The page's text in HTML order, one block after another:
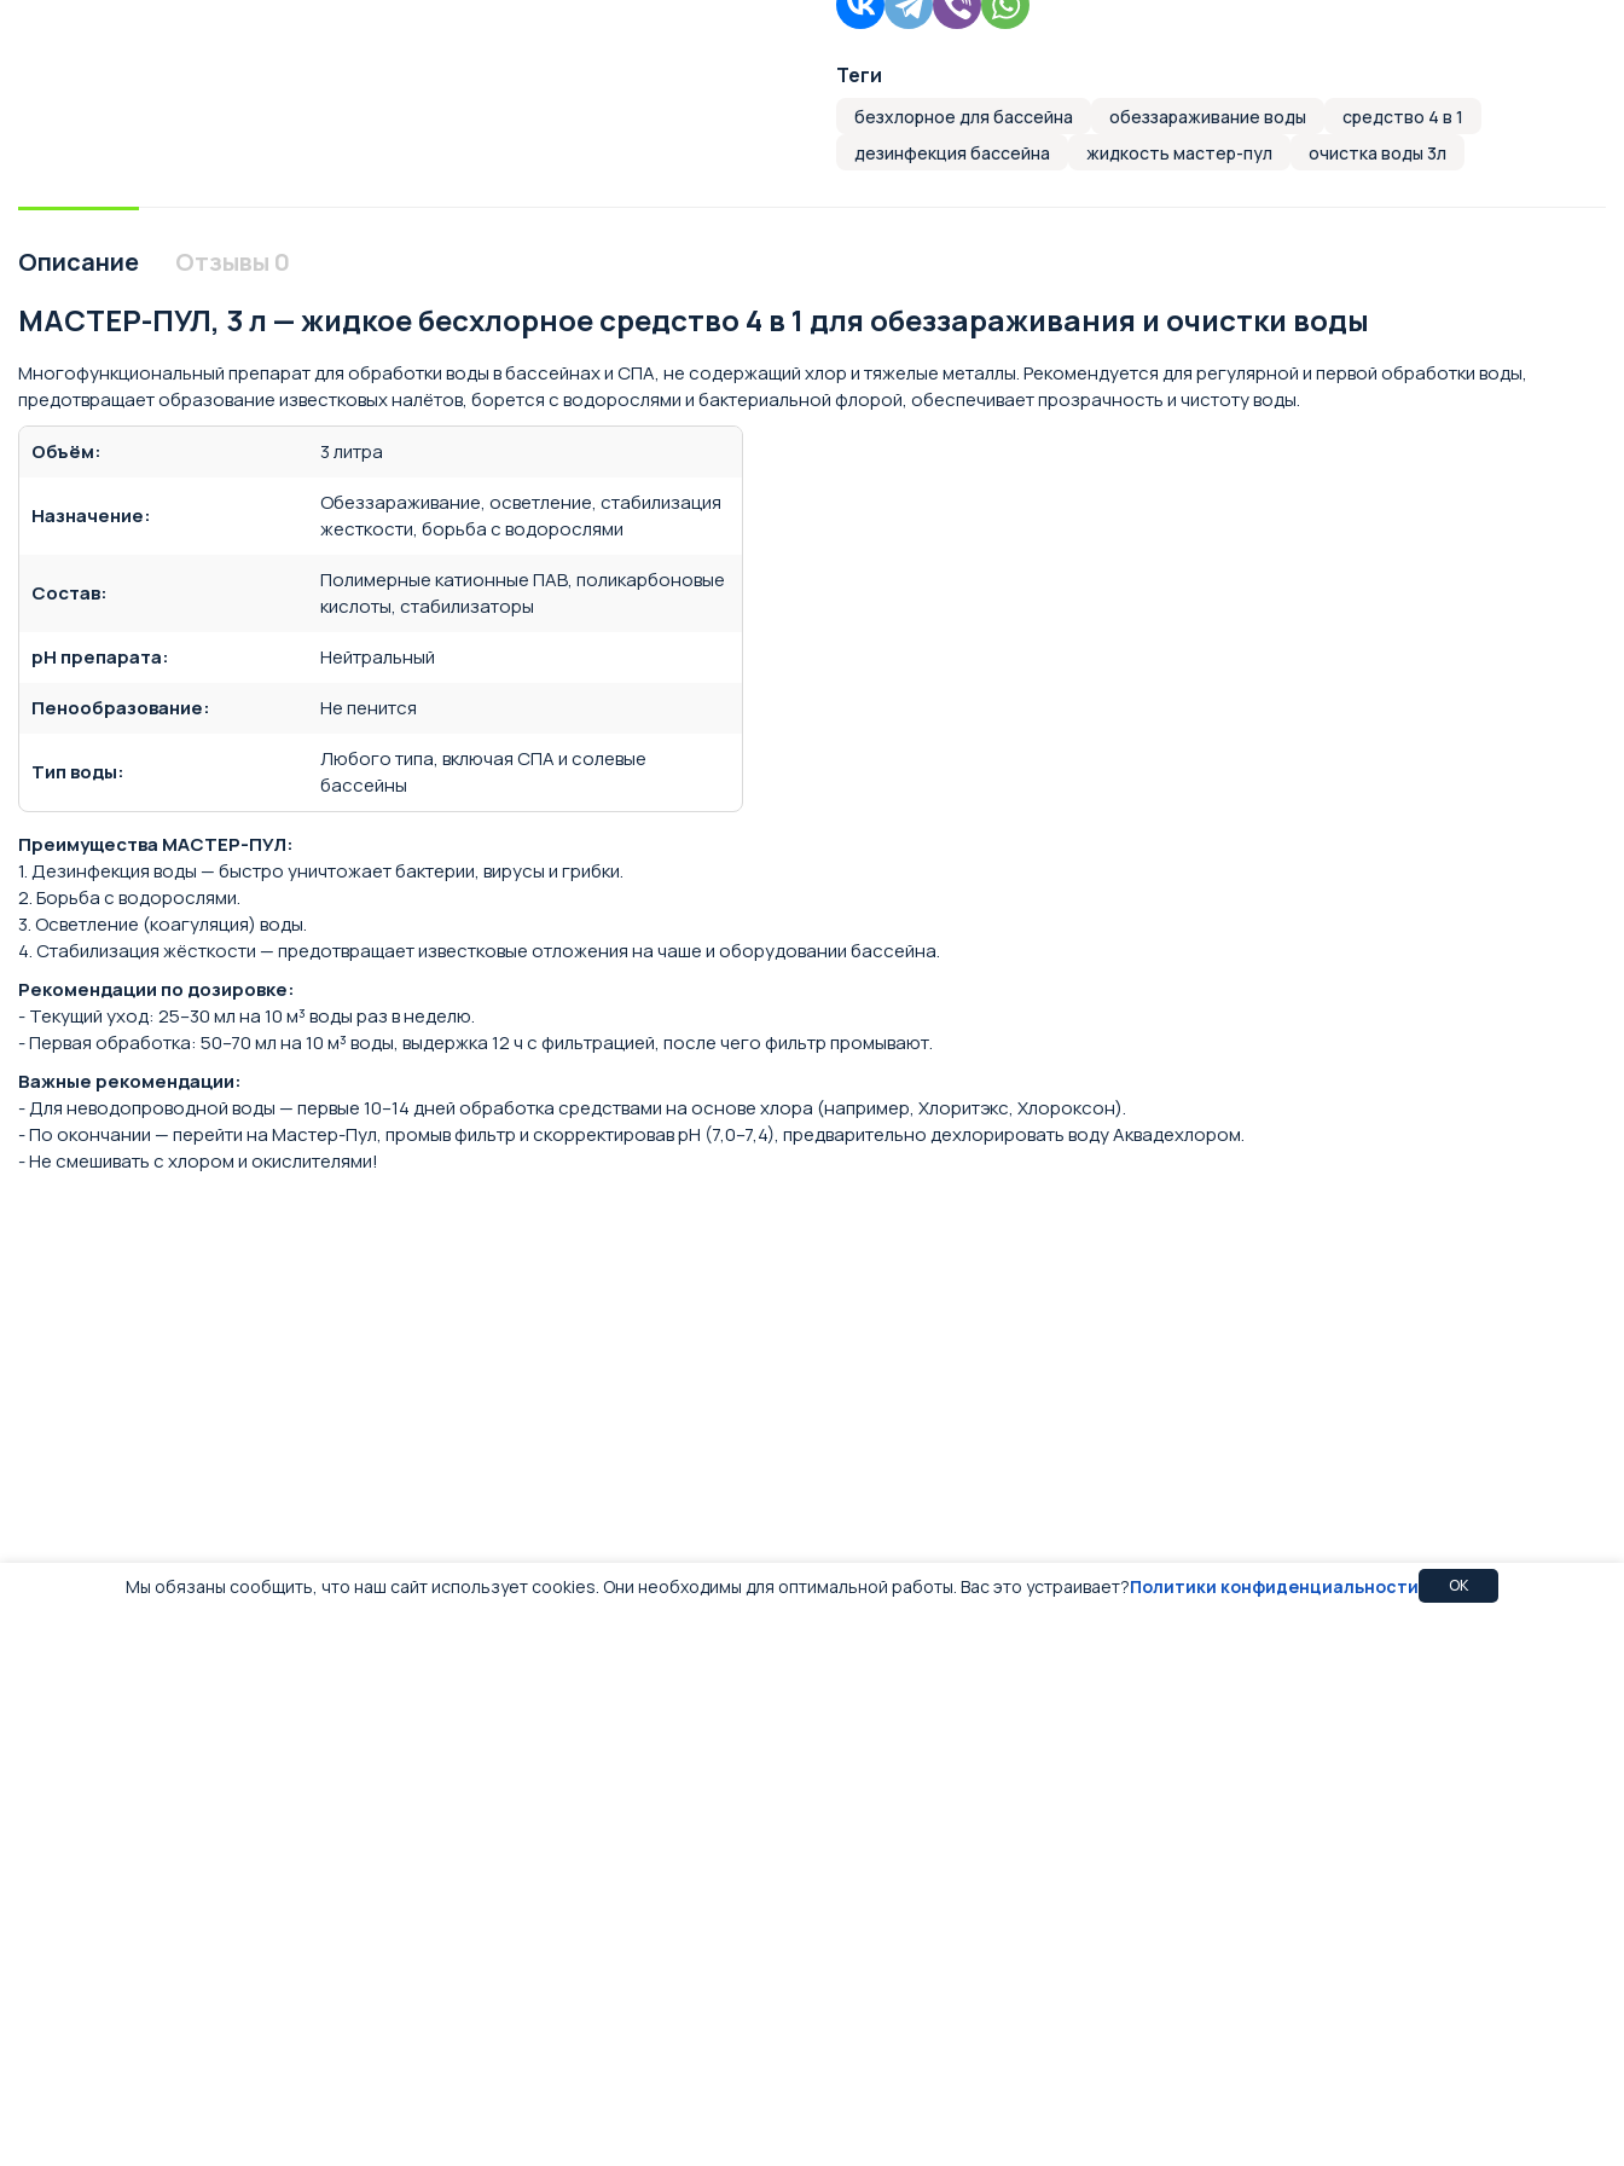
Теги
безхлорное для бассейна обеззараживание воды
средство 4 в 1
дезинфекция бассейна
жидкость мастер-пул очистка воды 3л
Описание Отзывы 0
МАСТЕР-ПУЛ, 3 л — жидкое бесхлорное средство 4 в 1 для обеззараживания и очистки воды
Многофункциональный препарат для обработки воды в бассейнах и СПА, не содержащий хлор и тяжелые металлы. Рекомендуется для регулярной и первой обработки воды,
предотвращает образование известковых налётов, борется с водорослями и бактериальной флорой, обеспечивает прозрачность и чистоту воды.
Объём: 3 литра
Назначение:
Обеззараживание, осветление, стабилизация
жесткости, борьба с водорослями
Состав:
Полимерные катионные ПАВ, поликарбоновые
кислоты, стабилизаторы
рН препарата:
Нейтральный
Пенообразование:
Не пенится
Тип воды:
Любого типа, включая СПА и солевые
бассейны
Преимущества МАСТЕР-ПУЛ:
1. Дезинфекция воды — быстро уничтожает бактерии, вирусы и грибки.
2. Борьба с водорослями.
3. Осветление (коагуляция) воды.
4. Стабилизация жёсткости — предотвращает известковые отложения на чаше и оборудовании бассейна.
Рекомендации по дозировке:
- Текущий уход: 25–30 мл на 10 м³ воды раз в неделю.
- Первая обработка: 50–70 мл на 10 м³ воды, выдержка 12 ч с фильтрацией, после чего фильтр промывают.
Важные рекомендации:
- Для неводопроводной воды — первые 10–14 дней обработка средствами на основе хлора (например, Хлоритэкс, Хлороксон).
- По окончании — перейти на Мастер-Пул, промыв фильтр и скорректировав pH (7,0–7,4), предварительно дехлорировать воду Аквадехлором.
- Не смешивать с хлором и окислителями!
Мы обязаны сообщить, что наш сайт использует cookies. Они необходимы для оптимальной работы. Вас это устраивает?Политики конфиденциальности OK